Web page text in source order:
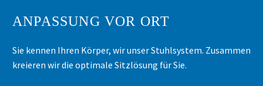
ANPASSUNG VOR ORT
Sie kennen Ihren Körper, wir unser Stuhlsystem. Zusammen
kreieren wir die optimale Sitzlösung für Sie.